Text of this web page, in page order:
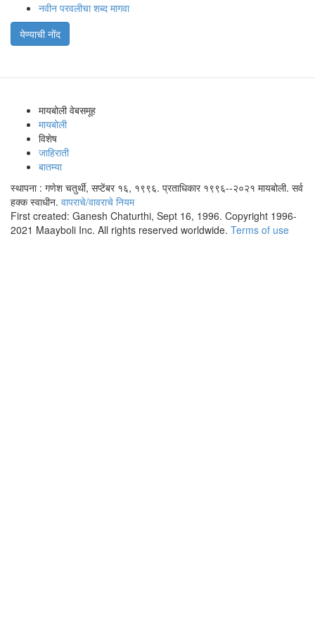
नवीन परवलीचा शब्द मागवा
येण्याची नोंद
मायबोली वेबसमूह
मायबोली
विशेष
जाहिराती
बातम्या
स्थापना : गणेश चतुर्थी, सप्टेंबर १६, १९९६. प्रताधिकार १९९६--२०२१ मायबोली. सर्व
हक्क स्वाधीन. वापराचे/वावराचे नियम
First created: Ganesh Chaturthi, Sept 16, 1996. Copyright 1996-
2021 Maayboli Inc. All rights reserved worldwide. Terms of use